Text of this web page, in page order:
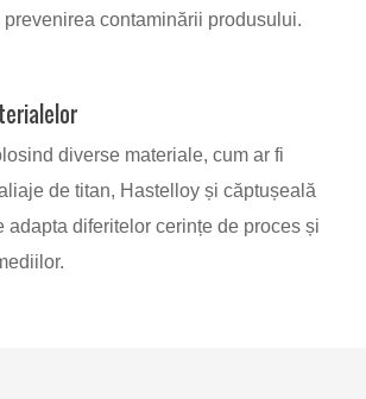
contaminării produsului.
diverse materiale, cum ar fi
de titan, Hastelloy și căptușeală
adapta diferitelor cerințe de proces și